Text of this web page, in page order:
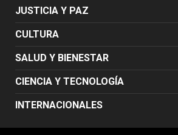
JUSTICIA Y PAZ
CULTURA
SALUD Y BIENESTAR
CIENCIA Y TECNOLOGÍA
INTERNACIONALES